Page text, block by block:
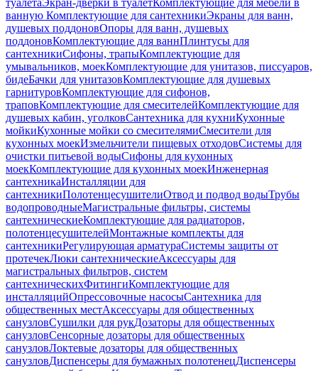
туалетаЭкран-дверки в туалетКомплектующие для мебели в
ванную Комплектующие для сантехникиЭкраны для ванн,
душевых поддоновОпоры для ванн, душевых
поддоновКомплектующие для ваннПлинтусы для
сантехникиСифоны, трапыКомплектующие для
умывальников, моекКомплектующие для унитазов, писсуаров,
бидеБачки для унитазовКомплектующие для душевых
гарнитуровКомплектующие для сифонов,
траповКомплектующие для смесителейКомплектующие для
душевых кабин, уголковСантехника для кухниКухонные
мойкиКухонные мойки со смесителямиСмесители для
кухонных моекИзмельчители пищевых отходовСистемы для
очистки питьевой водыСифоны для кухонных
моекКомплектующие для кухонных моекИнженерная
сантехникаИнсталляции для
сантехникиПолотенцесушителиОтвод и подвод водыТрубы
водопроводныеМагистральные фильтры, системы
сантехническиеКомплектующие для радиаторов,
полотенцесушителейМонтажные комплекты для
сантехникиРегулирующая арматураСистемы защиты от
протечекЛюки сантехническиеАксессуары для
магистральных фильтров, систем
сантехническихФитингиКомплектующие для
инсталляцийОпрессовочные насосыСантехника для
общественных местАксессуары для общественных
санузловСушилки для рукДозаторы для общественных
санузловСенсорные дозаторы для общественных
санузловЛоктевые дозаторы для общественных
санузловДиспенсеры для бумажных полотенецДиспенсеры